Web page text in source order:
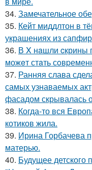
34. Замечательное
35. Кейт миддлтон в
украшениях из
36. В X нaшли cкрины
можeт стaть
37. Ранняя слава
самых узнаваемых
фасадом скрывалась
38. Когда-то вся
котиков жила.
39. Ирина Горбачева
матерью.
40. Будущее детского